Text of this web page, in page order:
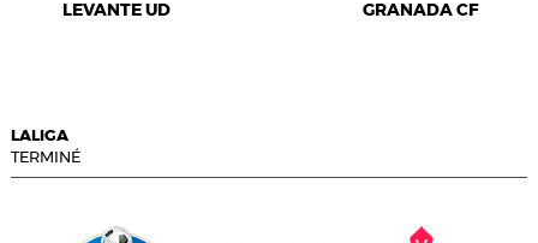
LEVANTE UD GRANADA CF
LALIGA
TERMINÉ